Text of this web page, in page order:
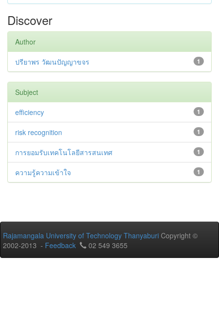
Discover
Author
1
ปรียาพร วัฒนปัญญาขจร
Subject
1
efficiency
1
risk recognition
1
การยอมรับเทคโนโลยีสารสนเทศ
1
ความรู้ความเข้าใจ
Rajamangala University of Technology Thanyaburi Copyright ©
2002-2013 - Feedback 02 549 3655